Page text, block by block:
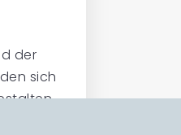
der
sich